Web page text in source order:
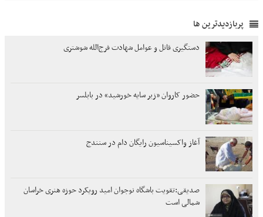
پربازدیدترین ها
دستگیری قاتل و عوامل شهادت فرج‌الله شوشتری
حضور کاروان «زیر سایه خورشید» در بابلسر
آغاز واکسیناسیون رایگان دام در سنندج
صدیقی:تقویت باشگاه نوجوان امید رویکرد حوزه هنری خراسان
شمالی است